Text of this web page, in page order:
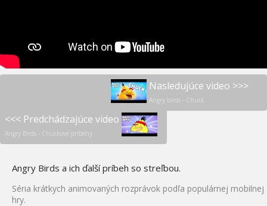
Nasledujúce video >>>
Angry birds - Chuck
<<< Predchádzajúce video
Angry Birds - Chuckove príbehy
Angry Birds a ich ďalší príbeh so streľbou.
Séria krátkych animovaných rozprávok podľa populárnej mobilnej
hry.